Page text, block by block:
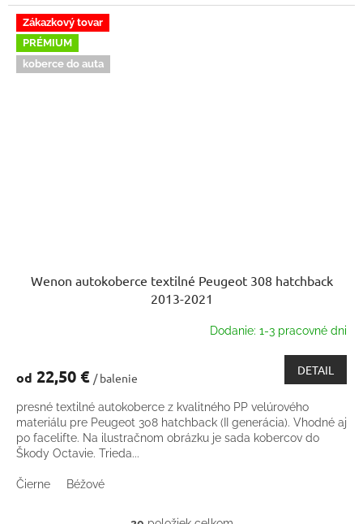
Zákazkový tovar
PRÉMIUM
koberce do auta
Wenon autokoberce textilné Peugeot 308 hatchback
2013-2021
Dodanie: 1-3 pracovné dni
od 22,50 € / balenie
DETAIL
presné textilné autokoberce z kvalitného PP velúrového
materiálu pre Peugeot 308 hatchback (II generácia). Vhodné aj
po facelifte. Na ilustračnom obrázku je sada kobercov do
Škody Octavie. Trieda...
Čierne Béžové